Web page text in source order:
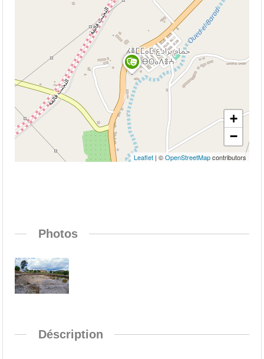
+
−
Leaflet| ©OpenStreetMapcontributors
Photos
Déscription